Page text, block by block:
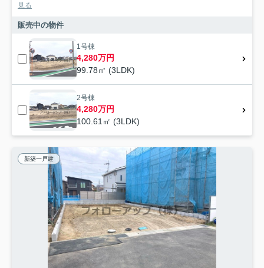
見る
販売中の物件
1号棟
4,280万円
99.78㎡ (3LDK)
2号棟
4,280万円
100.61㎡ (3LDK)
新築一戸建